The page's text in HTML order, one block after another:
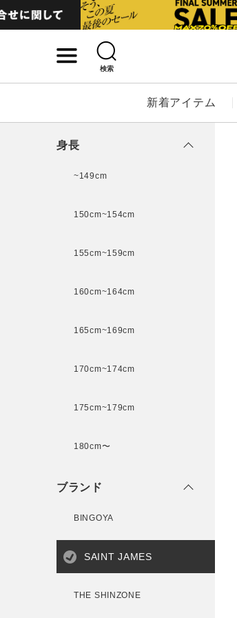
検索
新着アイテム
キーワード
身長
~149cm
150cm~154cm
155cm~159cm
160cm~164cm
165cm~169cm
170cm~174cm
175cm~179cm
180cm〜
ブランド
BINGOYA
SAINT JAMES
THE SHINZONE